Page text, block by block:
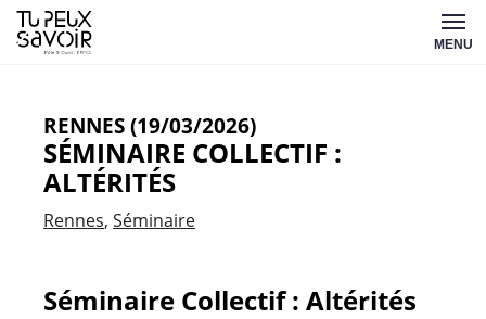
Aller
au
MENU
RENNES (19/03/2026)
SÉMINAIRE COLLECTIF :
ALTÉRITÉS
Rennes Séminaire
Séminaire Collectif : Altérités